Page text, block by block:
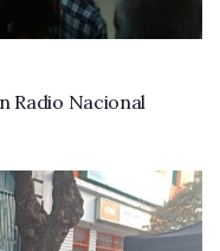
Radio Nacional